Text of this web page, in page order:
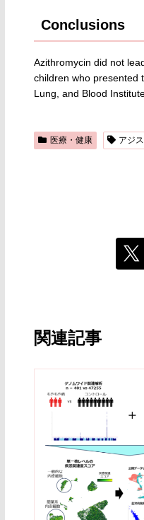
Conclusions
Azithromycin did not
children who presented
Lung, and Blood
医療・健康 アジ
関連記事